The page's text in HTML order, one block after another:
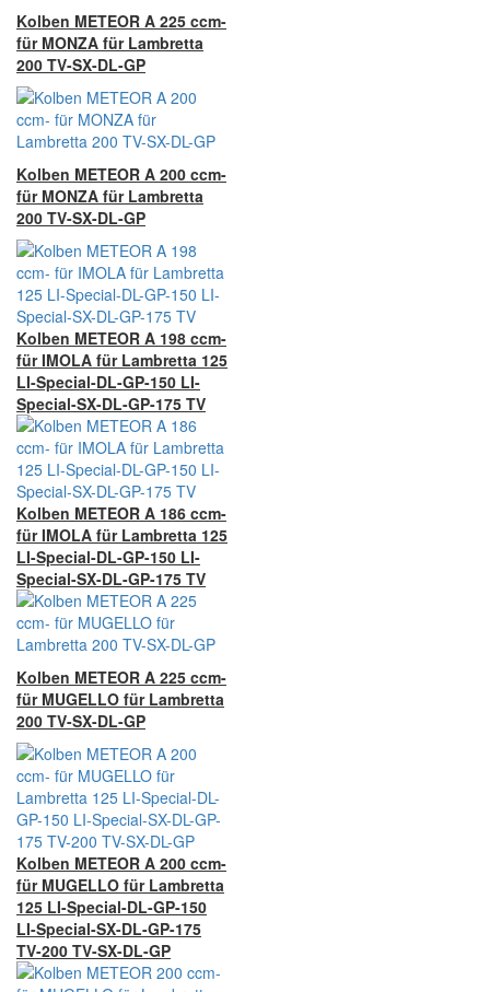
Kolben METEOR A 225 ccm-
für MONZA für Lambretta
200 TV-SX-DL-GP
Kolben METEOR A 200 ccm-
für MONZA für Lambretta
200 TV-SX-DL-GP
Kolben METEOR A 198 ccm-
für IMOLA für Lambretta 125
LI-Special-DL-GP-150 LI-
Special-SX-DL-GP-175 TV
Kolben METEOR A 186 ccm-
für IMOLA für Lambretta 125
LI-Special-DL-GP-150 LI-
Special-SX-DL-GP-175 TV
Kolben METEOR A 225 ccm-
für MUGELLO für Lambretta
200 TV-SX-DL-GP
Kolben METEOR A 200 ccm-
für MUGELLO für Lambretta
125 LI-Special-DL-GP-150
LI-Special-SX-DL-GP-175
TV-200 TV-SX-DL-GP